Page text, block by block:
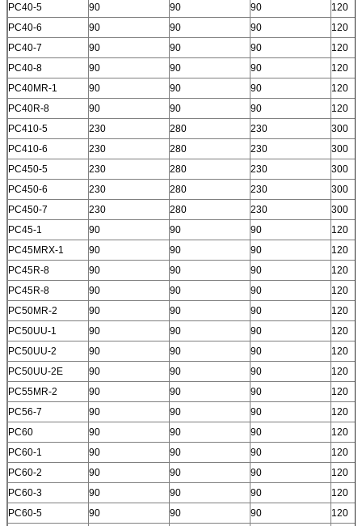
PC40-5
90 90 90
120
PC40-6
90 90 90
120
PC40-7
90 90 90
120
PC40-8
90 90 90
120
PC40MR-1
90 90 90
120
PC40R-8
90 90 90
120
PC410-5
230 280 230
300
PC410-6
230 280 230
300
PC450-5
230 280 230
300
PC450-6
230 280 230
300
PC450-7
230 280 230
300
PC45-1
90 90 90
120
PC45MRX-1
90 90 90
120
PC45R-8
90 90 90
120
PC45R-8
90 90 90
120
PC50MR-2
90 90 90
120
PC50UU-1
90 90 90
120
PC50UU-2
90 90 90
120
PC50UU-2E
90 90 90
120
PC55MR-2
90 90 90
120
PC56-7
90 90 90
120
PC60
90 90 90
120
PC60-1
90 90 90
120
PC60-2
90 90 90
120
PC60-3
90 90 90
120
PC60-5
90 90 90
120